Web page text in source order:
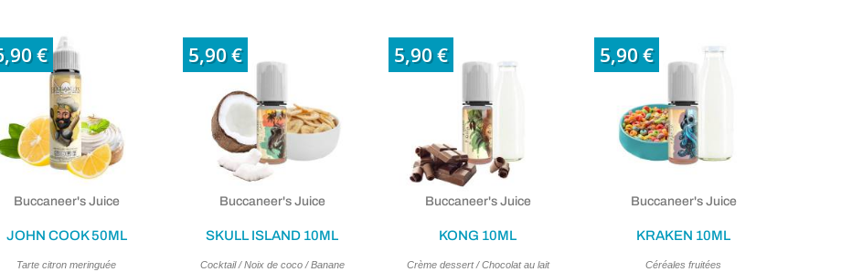
(1 avis)
€
Buccaneer's Juice
JOHN COOK 50ML
Tarte citron meringuée
5,90 €
Buccaneer's Juice
SKULL ISLAND 10ML
Cocktail / Noix de coco / Banane
5,90 €
Buccaneer's Juice
KONG 10ML
Crème dessert / Chocolat au lait
5,90 €
Buccaneer's Juice
KRAKEN 10ML
Céréales fruitées